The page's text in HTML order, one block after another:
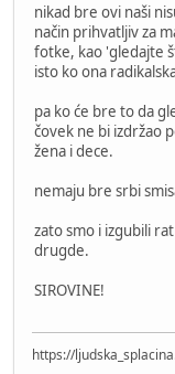
nikad bre ovi naši
način prihvatljiv za
fotke, kao 'gledajte
isto ko ona
pa ko će bre to da
čovek ne bi izdržao
žena i dece.
nemaju bre srbi
zato smo i izgubili
drugde.
SIROVINE!
https://